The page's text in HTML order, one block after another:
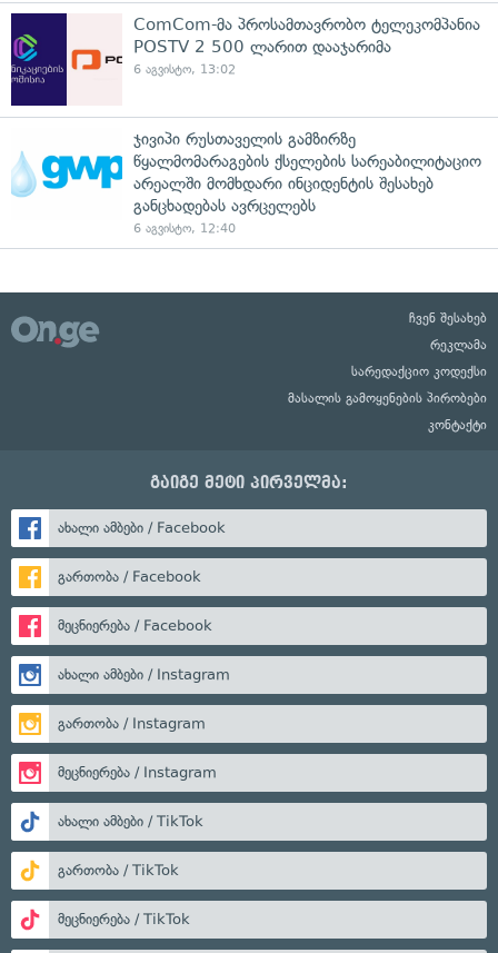
ComCom-მა პროსამთავრობო ტელეკომპანია
POSTV 2 500 ლარით დააჯარიმა
6 აგვისტო, 13:02
ჯივიპი რუსთაველის გამზირზე
წყალმომარაგების ქსელების სარეაბილიტაციო
არეალში მომხდარი ინციდენტის შესახებ
განცხადებას ავრცელებს
6 აგვისტო, 12:40
ჩვენ შესახებ
რეკლამა
სარედაქციო კოდექსი
მასალის გამოყენების პირობები
კონტაქტი
გაიგე მეტი პირველმა:
ახალი ამბები / Facebook
გართობა / Facebook
მეცნიერება / Facebook
ახალი ამბები / Instagram
გართობა / Instagram
მეცნიერება / Instagram
ახალი ამბები / TikTok
გართობა / TikTok
მეცნიერება / TikTok